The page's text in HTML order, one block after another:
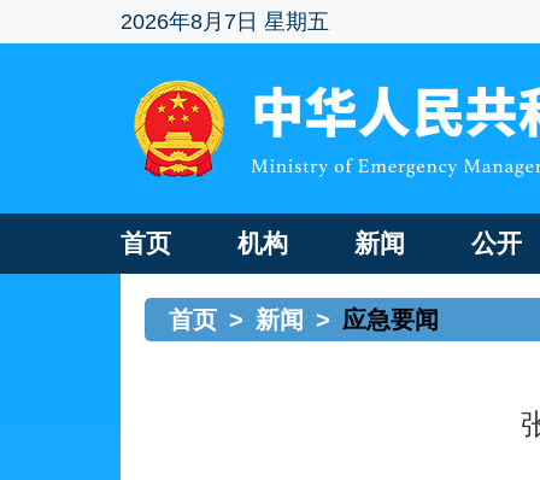
2026年8月7日 星期五
首页 机构 新闻 公开
首页 > 新闻 > 应急要闻